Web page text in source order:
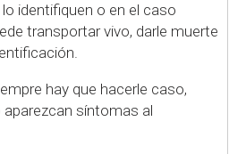
identifiquen o en el caso
transportar vivo, darle muerte
hay que hacerle caso,
aparezcan síntomas al